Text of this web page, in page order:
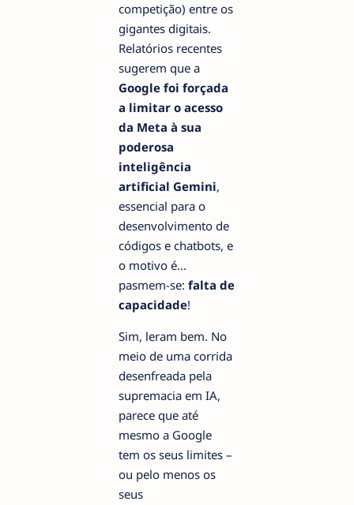
competição) entre os
gigantes digitais.
Relatórios recentes
sugerem que a
Google foi forçada
a limitar o acesso
da Meta à sua
poderosa
inteligência
artificial Gemini,
essencial para o
desenvolvimento de
códigos e chatbots, e
o motivo é...
pasmem-se: falta de
capacidade!
Sim, leram bem. No
meio de uma corrida
desenfreada pela
supremacia em IA,
parece que até
mesmo a Google
tem os seus limites –
ou pelo menos os
seus